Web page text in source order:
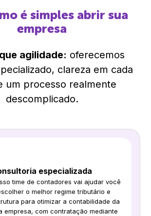
é simples abrir sua
empresa
agilidade: oferecemos
clareza em cada
um processo realmente
descomplicado.
especializada
time de contadores vai ajudar você
o melhor regime tributário e
para otimizar a contabilidade da
empresa, com contratação mediante